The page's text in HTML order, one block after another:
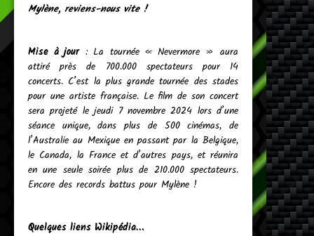
Mylène, reviens-nous vite !
Mise à jour: La tournée « Nevermore » aura
attiré près de 700.000 spectateurs pour 14
concerts. C’est la plus grande tournée des stades
pour une artiste française. Le film de son concert
sera projeté le jeudi 7 novembre 2024 lors d’une
séance unique, dans plus de 500 cinémas, de
l’Australie au Mexique en passant par la Belgique,
le Canada, la France et d’autres pays, et réunira
en une seule soirée plus de 210.000 spectateurs.
Encore des records battus pour Mylène !
Quelques liens Wikipédia…